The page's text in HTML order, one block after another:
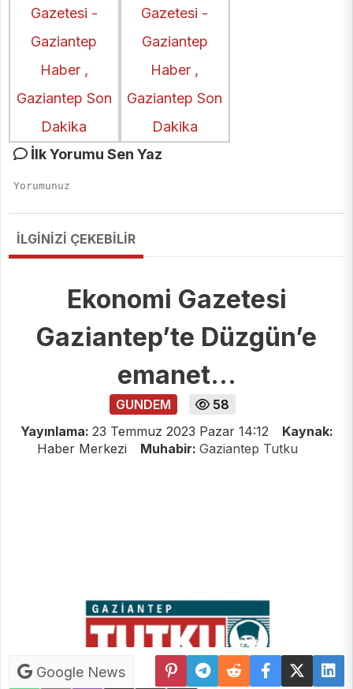
İlk Yorumu Sen Yaz
İLGİNİZİ ÇEKEBİLİR
Ekonomi Gazetesi
Gaziantep’te Düzgün’e
emanet…
GUNDEM
58
Yayınlama: 23 Temmuz 2023 Pazar 14:12
Kaynak:
Haber Merkezi
Muhabir: Gaziantep Tutku
Google News